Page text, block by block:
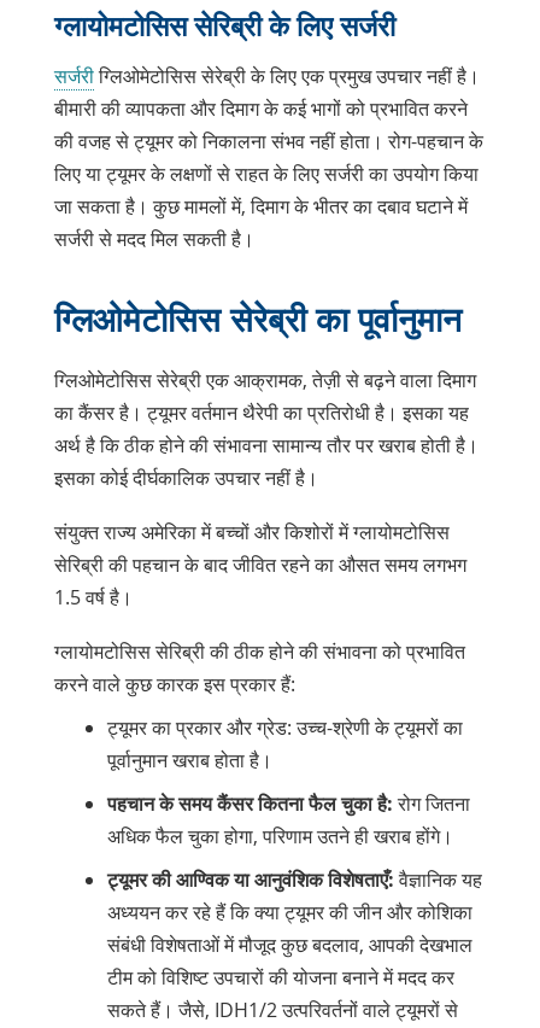
ग्लायोमटोसिस सेरिब्री के लिए सर्जरी
सर्जरीग्लिओमेटोसिस सेरेब्री के लिए एक प्रमुख उपचार नहीं है।
बीमारी की व्यापकता और दिमाग के कई भागों को प्रभावित करने
की वजह से ट्यूमर को निकालना संभव नहीं होता। रोग-पहचान के
लिए या ट्यूमर के लक्षणों से राहत के लिए सर्जरी का उपयोग किया
जा सकता है। कुछ मामलों में, दिमाग के भीतर का दबाव घटाने में
सर्जरी से मदद मिल सकती है।
ग्लिओमेटोसिस सेरेब्री का पूर्वानुमान
ग्लिओमेटोसिस सेरेब्री एक आक्रामक, तेज़ी से बढ़ने वाला दिमाग
का कैंसर है। ट्यूमर वर्तमान थैरेपी का प्रतिरोधी है। इसका यह
अर्थ है कि ठीक होने की संभावना सामान्य तौर पर खराब होती है।
इसका कोई दीर्घकालिक उपचार नहीं है।
संयुक्त राज्य अमेरिका में बच्चों और किशोरों में ग्लायोमटोसिस
सेरिब्री की पहचान के बाद जीवित रहने का औसत समय लगभग
1.5 वर्ष है।
ग्लायोमटोसिस सेरिब्री की ठीक होने की संभावना को प्रभावित
करने वाले कुछ कारक इस प्रकार हैं:
ट्यूमर का प्रकार और ग्रेड: उच्च-श्रेणी के ट्यूमरों का
पूर्वानुमान खराब होता है।
पहचान के समय कैंसर कितना फैल चुका है:रोग जितना
अधिक फैल चुका होगा, परिणाम उतने ही खराब होंगे।
ट्यूमर की आण्विक या आनुवंशिक विशेषताएँ:वैज्ञानिक यह
अध्ययन कर रहे हैं कि क्या ट्यूमर की जीन और कोशिका
संबंधी विशेषताओं में मौजूद कुछ बदलाव, आपकी देखभाल
टीम को विशिष्ट उपचारों की योजना बनाने में मदद कर
सकते हैं। जैसे, IDH1/2 उत्परिवर्तनों वाले ट्यूमरों से